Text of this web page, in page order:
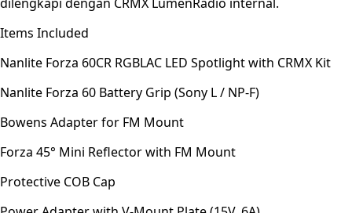
Items Included
Nanlite Forza 60CR RGBLAC LED Spotlight with CRMX Kit
Nanlite Forza 60 Battery Grip (Sony L / NP-F)
Bowens Adapter for FM Mount
Forza 45° Mini Reflector with FM Mount
Protective COB Cap